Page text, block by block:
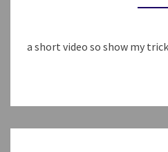
a short video so show my